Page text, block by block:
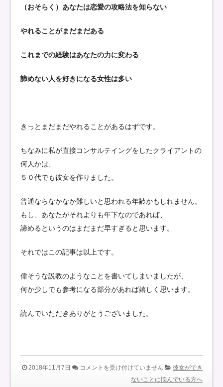
（おそらく）あなたは恋愛の攻略法を知らない
やれることがまだまだある
これまでの経験はあなたの力に変わる
諦めない人を好きになる女性は多い
きっとまだまだやれることがあるはずです。
ちなみに私が直接コンサルテイングをしたクライアントの
何人かは、
５０代でも彼女を作りました。
普通ならなかなか難しいと思われる年齢かもしれません。
もし、あなたがそれよりも年下なのであれば、
諦めるというのはまだまだ早すぎると思います。
それではこの記事は以上です。
偉そうな説教のようなことを書いてしまいましたが、
何か少しでも参考になる部分があれば嬉しく思います。
読んでいただきありがとうございました。
2018年11月7日
「彼
コメントを受け付けていません
彼女ができ
ないことに悩んでいる方へ